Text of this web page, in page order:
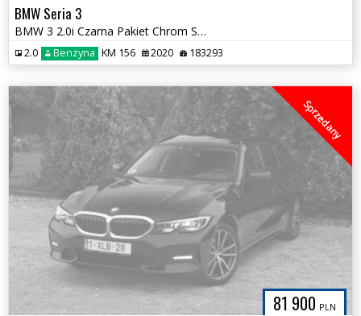
BMW Seria 3
BMW 3 2.0i Czarna Pakiet Chrom Skóra Pełny Serwis ASO 100%Bezwypadkowa
2.0 Benzyna KM 156 2020 183293
81 900 PLN
Sprzedany